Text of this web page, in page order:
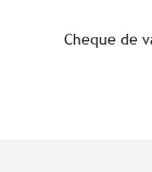
Cheque de